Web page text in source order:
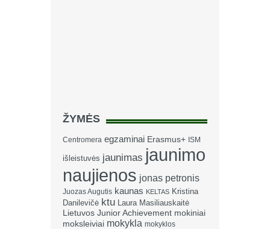
ŽYMĖS
Centromera egzaminai Erasmus+ ISM
išleistuvės jaunimas jaunimo
naujienos jonas petronis
Juozas Augutis kaunas KELTAS Kristina
Danilevičė ktu Laura Masiliauskaitė
Lietuvos Junior Achievement mokiniai
moksleiviai mokykla mokyklos